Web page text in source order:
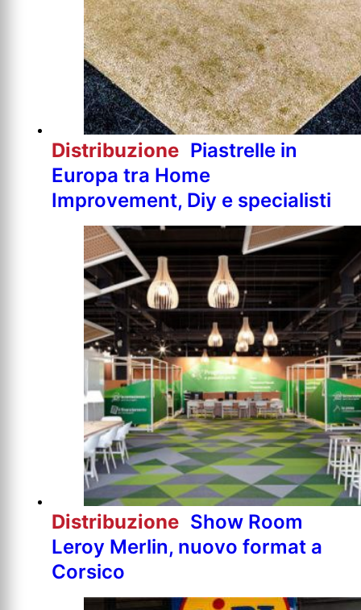
Distribuzione Piastrelle in
Europa tra Home
Improvement, Diy e specialisti
Distribuzione Show Room
Leroy Merlin, nuovo format a
Corsico